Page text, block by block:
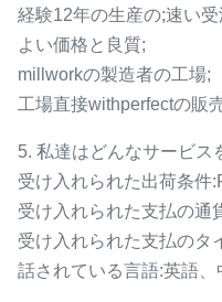
経験12年の生産の;速い
よい価格と良質;
millworkの製造者の工場;
工場直接withperfectの販
5. 私達はどんなサービス
受け入れられた出荷条件
受け入れられた支払の通
受け入れられた支払のタ
話されている言語:英語、